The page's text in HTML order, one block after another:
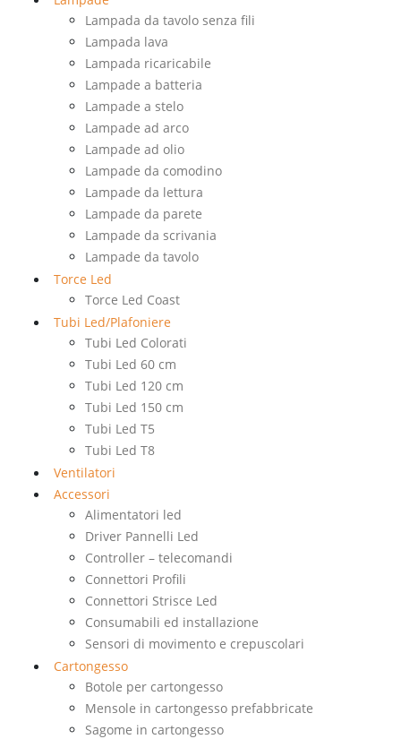
Lampada da tavolo senza fili
Lampada lava
Lampada ricaricabile
Lampade a batteria
Lampade a stelo
Lampade ad arco
Lampade ad olio
Lampade da comodino
Lampade da lettura
Lampade da parete
Lampade da scrivania
Lampade da tavolo
Torce Led
Torce Led Coast
Tubi Led/Plafoniere
Tubi Led Colorati
Tubi Led 60 cm
Tubi Led 120 cm
Tubi Led 150 cm
Tubi Led T5
Tubi Led T8
Ventilatori
Accessori
Alimentatori led
Driver Pannelli Led
Controller – telecomandi
Connettori Profili
Connettori Strisce Led
Consumabili ed installazione
Sensori di movimento e crepuscolari
Cartongesso
Botole per cartongesso
Mensole in cartongesso prefabbricate
Sagome in cartongesso